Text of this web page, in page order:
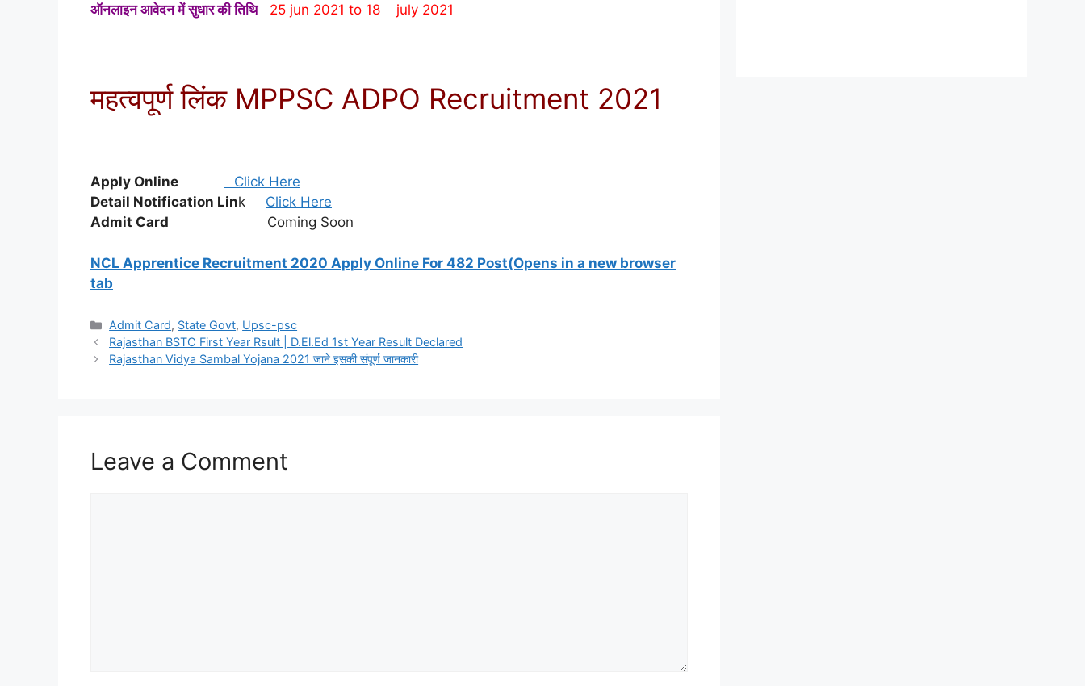
ऑनलाइन आवेदन में सुधार की तिथि 25 jun 2021 to 18 july 2021
महत्वपूर्ण लिंक MPPSC ADPO Recruitment 2021
Apply Online
Click Here
Detail Notification Link Click Here
Admit Card
Coming Soon
NCL Apprentice Recruitment 2020 Apply Online For 482 Post(Opens in a new browser
tab
Categories
Admit Card, State Govt, Upsc-psc
Rajasthan BSTC First Year Rsult | D.El.Ed 1st Year Result Declared
Rajasthan Vidya Sambal Yojana 2021 जाने इसकी संपूर्ण जानकारी
Leave a Comment